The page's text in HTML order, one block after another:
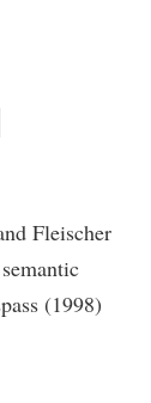
Fleischer
(1998)